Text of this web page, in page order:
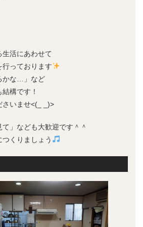
生活にあわせて
っております
かな…」など
構です！
さいませ<(_ _)>
て」なども大歓迎です＾＾
くりましょう